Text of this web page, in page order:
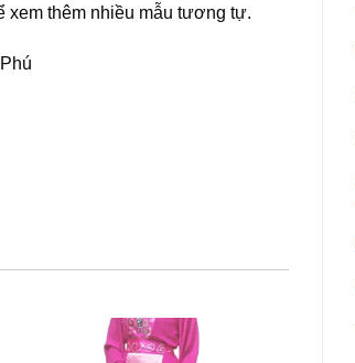
xem thêm nhiều mẫu tương tự.